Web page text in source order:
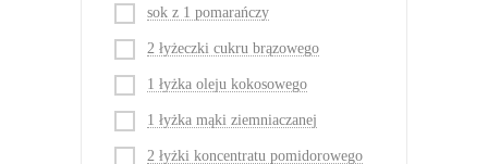
sok z 1 pomarańczy
2 łyżeczki cukru brązowego
1 łyżka oleju kokosowego
1 łyżka mąki ziemniaczanej
2 łyżki koncentratu pomidorowego